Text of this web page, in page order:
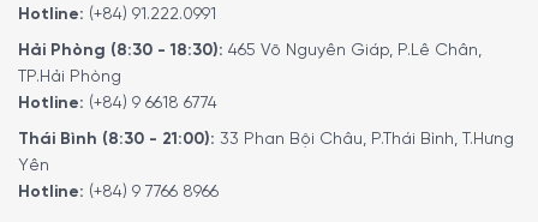
Chất liệu cối xay
Phần nắp và thân cối xay cafe thủ công Peugeot 31152
Antique được làm từ
quản lý rừng bền vững), đảm bảo nguồn gốc thân thiện
với môi trường và phát triển bền vững.
Hotline: (+84) 91.222.0991
Hải Phòng (8:30 - 18:30): 465 Võ Nguyên Giáp, P.Lê Chân,
TP.Hải Phòng
Hotline: (+84) 9 6618 6774
Thái Bình (8:30 - 21:00): 33 Phan Bội Châu, P.Thái Bình, T.Hưng
Yên
Hotline: (+84) 9 7766 8966